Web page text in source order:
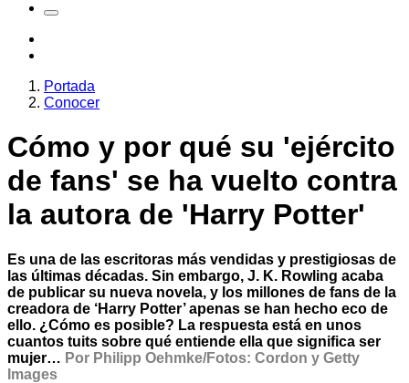
Portada
Conocer
Cómo y por qué su 'ejército
de fans' se ha vuelto contra
la autora de 'Harry Potter'
Es una de las escritoras más vendidas y prestigiosas de
las últimas décadas. Sin embargo, J. K. Rowling acaba
de publicar su nueva novela, y los millones de fans de la
creadora de ‘Harry Potter’ apenas se han hecho eco de
ello. ¿Cómo es posible? La respuesta está en unos
cuantos tuits sobre qué entiende ella que significa ser
mujer… Por Philipp Oehmke/Fotos: Cordon y Getty
Images